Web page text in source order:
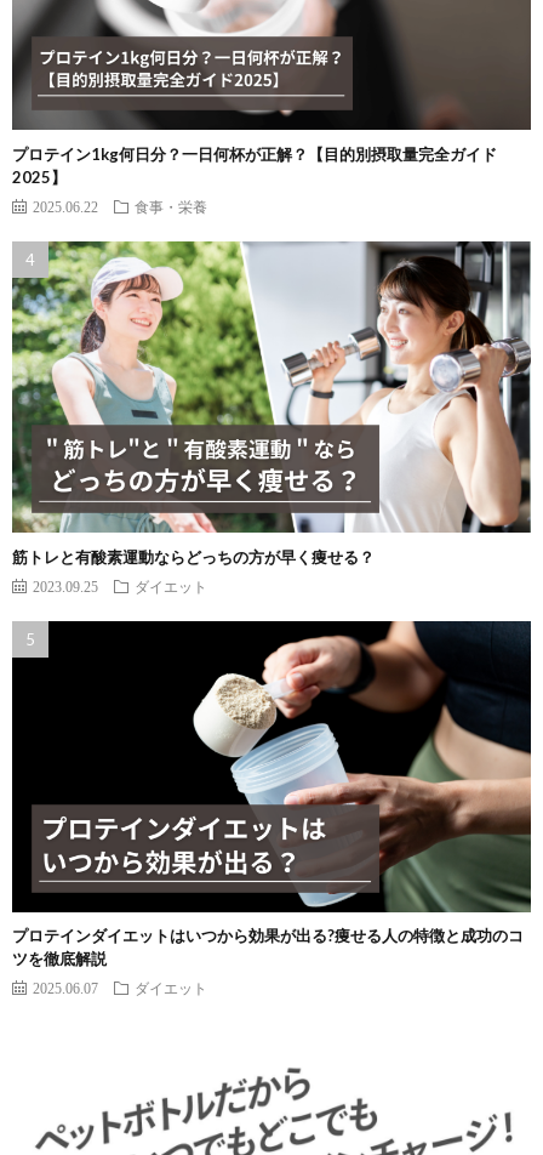
プロテイン1kg何日分？一日何杯が正解？【目的別摂取量完全ガイド
2025】
2025.06.22 食事・栄養
筋トレと有酸素運動ならどっちの方が早く痩せる？
2023.09.25 ダイエット
プロテインダイエットはいつから効果が出る?痩せる人の特徴と成功のコ
ツを徹底解説
2025.06.07 ダイエット